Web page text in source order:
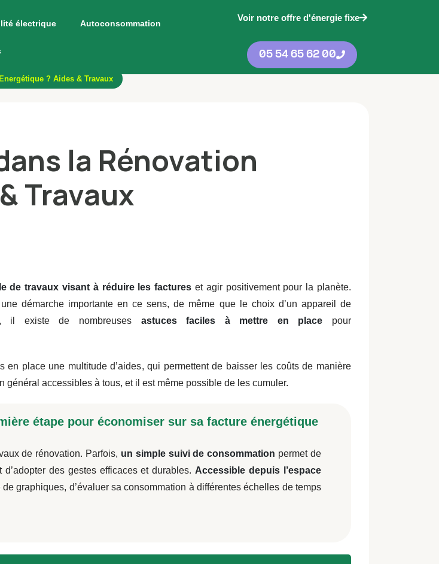
électrique Autoconsommation
Voir notre offre d'énergie fixe
05 54 65 62 00
? Aides & Travaux
la Rénovation
Travaux
de travaux visant à réduire les factures et agir positivement pour la planète.
démarche importante en ce sens, de même que le choix d’un appareil de
il existe de nombreuses astuces faciles à mettre en place pour
en place une multitude d’aides, qui permettent de baisser les coûts de manière
accessibles à tous, et il est même possible de les cumuler.
étape pour économiser sur sa facture énergétique
de rénovation. Parfois, un simple suivi de consommation permet de
des gestes efficaces et durables. Accessible depuis l’espace
graphiques, d’évaluer sa consommation à différentes échelles de temps